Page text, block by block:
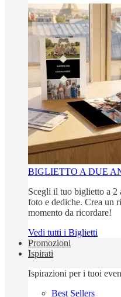
BIGLIETTO A DUE
Scegli il tuo biglietto a 2
foto e dediche. Crea un
momento da ricordare!
Vedi tutti i Biglietti
Promozioni
Ispirati
Ispirazioni per i tuoi
Best Sellers